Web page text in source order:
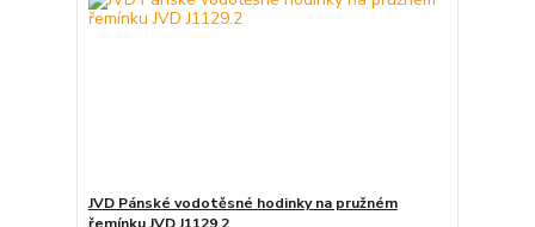
JVD Pánské vodotěsné hodinky na pružném